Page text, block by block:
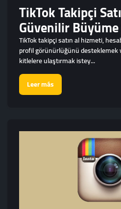
TikTok Takipçi
Güvenilir
TikTok takipçi satın al hizmeti,
profil görünürlüğünü desteklemek
kitlelere ulaştırmak istey...
Leer más